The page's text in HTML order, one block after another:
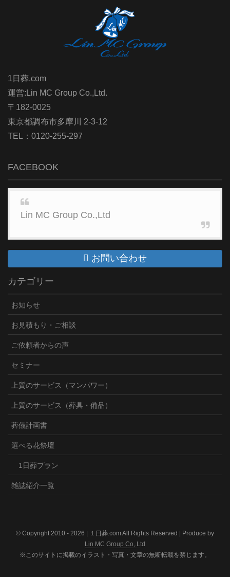
1日葬.com
運営:Lin MC Group Co.,Ltd.
〒182-0025
東京都調布市多摩川 2-3-12
TEL：0120-255-297
FACEBOOK
Lin MC Group Co.,Ltd
お問い合わせ
カテゴリー
お知らせ
お見積もり・ご相談
ご依頼者からの声
セミナー
上質のサービス（マンパワー）
上質のサービス（葬具・備品）
葬儀計画書
選べる花祭壇
1日葬プラン
雑誌紹介一覧
© Copyright 2010 - 2026 | １日葬.com All Rights Reserved | Produce by
Lin MC Group Co,.Ltd
※このサイトに掲載のイラスト・写真・文章の無断転載を禁じます。